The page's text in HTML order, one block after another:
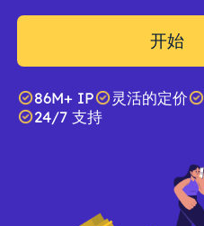
开始
86M+ IP 灵活的定价
24/7 支持